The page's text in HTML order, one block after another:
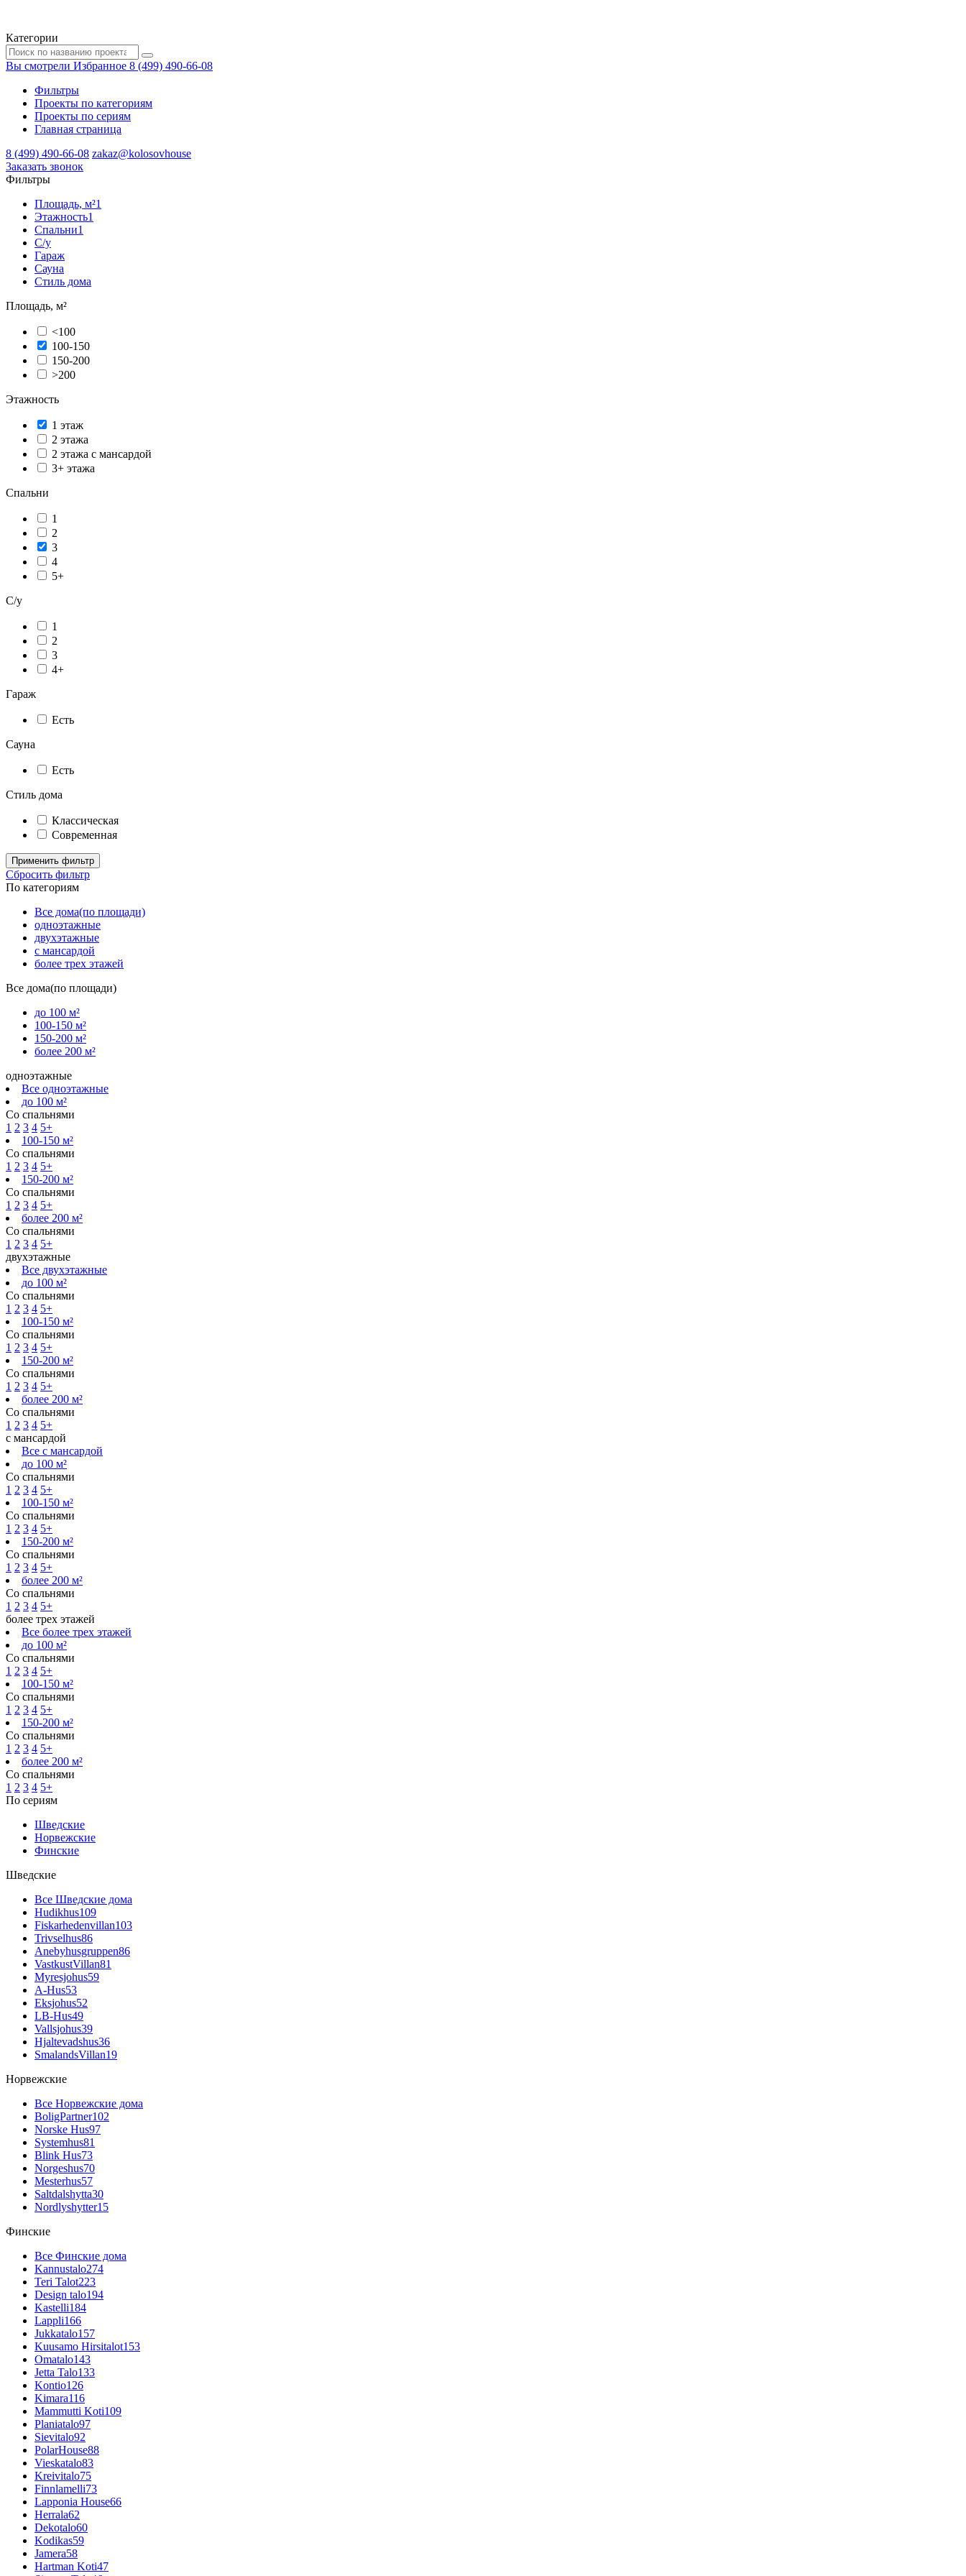
Категории
Вы смотрели Избранное 8 (499) 490-66-08
Фильтры
Проекты по категориям
Проекты по сериям
Главная страница
8 (499) 490-66-08 zakaz@kolosovhouse
3аказать звонок
Фильтры
Площадь, м²1
Этажность1
Спальни1
С/у
Гараж
Сауна
Стиль дома
Площадь, м²
<100
100-150
150-200
>200
Этажность
1 этаж
2 этажа
2 этажа с мансардой
3+ этажа
Спальни
1
2
3
4
5+
С/у
1
2
3
4+
Гараж
Есть
Сауна
Есть
Стиль дома
Классическая
Современная
Применить фильтр
Сбросить фильтр
По категориям
Все дома(по площади)
одноэтажные
двухэтажные
с мансардой
более трех этажей
Все дома(по площади)
до 100 м²
100-150 м²
150-200 м²
более 200 м²
одноэтажные
Все одноэтажные
до 100 м²
Со спальнями
1 2 3 4 5+
100-150 м²
Со спальнями
1 2 3 4 5+
150-200 м²
Со спальнями
1 2 3 4 5+
более 200 м²
Со спальнями
1 2 3 4 5+
двухэтажные
Все двухэтажные
до 100 м²
Со спальнями
1 2 3 4 5+
100-150 м²
Со спальнями
1 2 3 4 5+
150-200 м²
Со спальнями
1 2 3 4 5+
более 200 м²
Со спальнями
1 2 3 4 5+
с мансардой
Все с мансардой
до 100 м²
Со спальнями
1 2 3 4 5+
100-150 м²
Со спальнями
1 2 3 4 5+
150-200 м²
Со спальнями
1 2 3 4 5+
более 200 м²
Со спальнями
1 2 3 4 5+
более трех этажей
Все более трех этажей
до 100 м²
Со спальнями
1 2 3 4 5+
100-150 м²
Со спальнями
1 2 3 4 5+
150-200 м²
Со спальнями
1 2 3 4 5+
более 200 м²
Со спальнями
1 2 3 4 5+
По сериям
Шведские
Норвежские
Финские
Шведские
Все Шведские дома
Hudikhus109
Fiskarhedenvillan103
Trivselhus86
Anebyhusgruppen86
VastkustVillan81
Myresjohus59
A-Hus53
Eksjohus52
LB-Hus49
Vallsjohus39
Hjaltevadshus36
SmalandsVillan19
Норвежские
Все Норвежские дома
BoligPartner102
Norske Hus97
Systemhus81
Blink Hus73
Norgeshus70
Mesterhus57
Saltdalshytta30
Nordlyshytter15
Финские
Все Финские дома
Kannustalo274
Teri Talot223
Design talo194
Kastelli184
Lappli166
Jukkatalo157
Kuusamo Hirsitalot153
Omatalo143
Jetta Talo133
Kontio126
Kimara116
Mammutti Koti109
Planiatalo97
Sievitalo92
PolarHouse88
Vieskatalo83
Kreivitalo75
Finnlamelli73
Lapponia House66
Herrala62
Dekotalo60
Kodikas59
Jamera58
Hartman Koti47